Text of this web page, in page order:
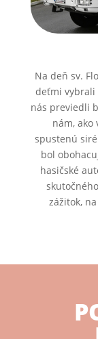
Na deň sv.
deťmi vybrali
nás previedli
nám, ako
spustenú
bol
hasičské
zážitok,